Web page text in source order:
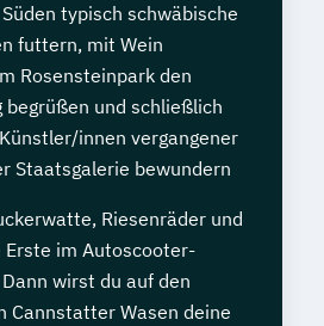
typisch schwäbische
futtern, mit Wein
Rosensteinpark den
begrüßen und schließlich
innen vergangener
Staatsgalerie bewundern
Riesenräder und
im Autoscooter-
wirst du auf den
Cannstatter Wasen deine